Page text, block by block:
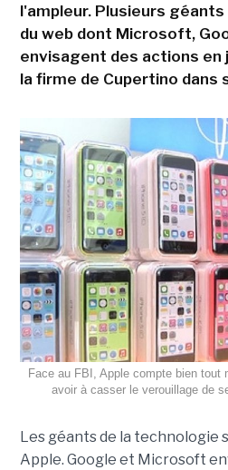
l'ampleur. Plusieurs
du web dont Microsoft,
envisagent des actions
la firme de Cupertino dans
Face au FBI, Apple compte bien tout
avoir à casser le verouillage de
Les géants de la technologie
Apple. Google et Microsoft